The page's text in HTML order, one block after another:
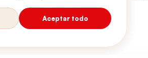
Aceptar todo